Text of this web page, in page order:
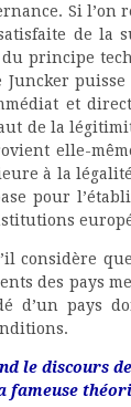
Si
de la
principe
et
de la
elle-
à la
pour
considère
des pays
d’un pays
le discours
fameuse